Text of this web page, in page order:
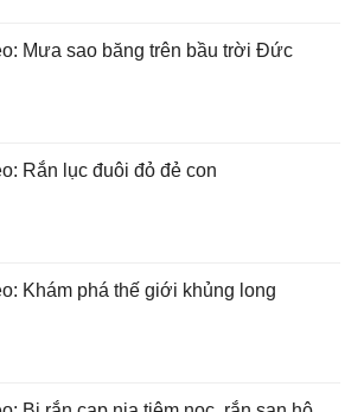
Mưa sao băng trên bầu trời Đức
Rắn lục đuôi đỏ đẻ con
Khám phá thế giới khủng long